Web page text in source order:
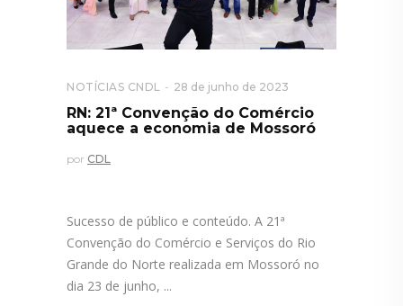
NOTÍCIAS CNDL 28 de junho de 2023
RN: 21ª Convenção do Comércio
aquece a economia de Mossoró
por CDL
Sucesso de público e conteúdo. A 21ª
Convenção do Comércio e Serviços do Rio
Grande do Norte realizada em Mossoró no
dia 23 de junho,